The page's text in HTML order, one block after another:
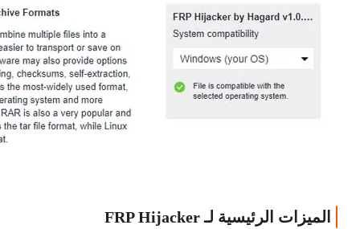
الميزات الرئيسية لـ FRP Hijacker